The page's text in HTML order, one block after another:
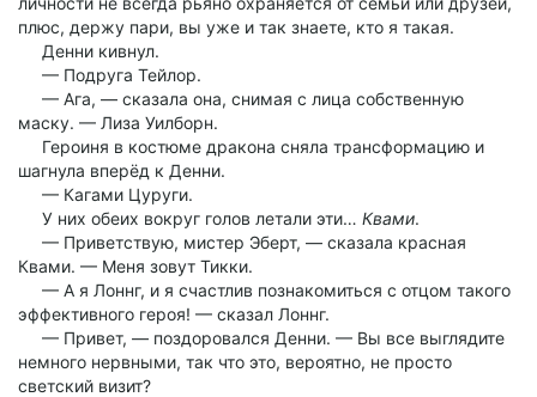
плюс, держу пари, вы уже и так знаете, кто я такая.
Денни кивнул.
— Подруга Тейлор.
— Ага, — сказала она, снимая с лица собственную
маску. — Лиза Уилборн.
Героиня в костюме дракона сняла трансформацию и
шагнула вперёд к Денни.
— Кагами Цуруги.
У них обеих вокруг голов летали эти… Квами.
— Приветствую, мистер Эберт, — сказала красная
Квами. — Меня зовут Тикки.
— А я Лоннг, и я счастлив познакомиться с отцом такого
эффективного героя! — сказал Лоннг.
— Привет, — поздоровался Денни. — Вы все выглядите
немного нервными, так что это, вероятно, не просто
светский визит?